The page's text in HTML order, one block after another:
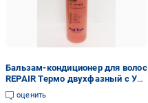
Бальзам-кондиционер для волос
REPAIR Термо двухфазный с УФ
защитой (652568)
оценить